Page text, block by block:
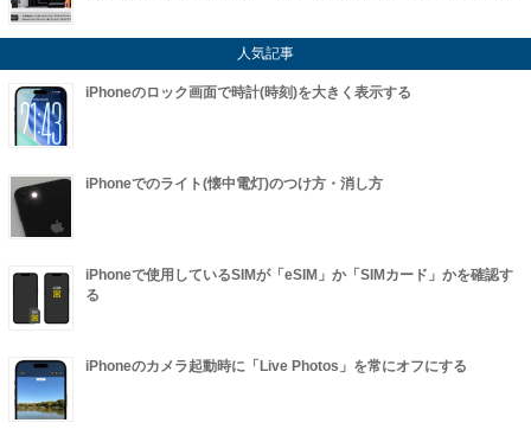
人気記事
iPhoneのロック画面で時計(時刻)を大きく表示する
iPhoneでのライト(懐中電灯)のつけ方・消し方
iPhoneで使用しているSIMが「eSIM」か「SIMカード」かを確認す
る
iPhoneのカメラ起動時に「Live Photos」を常にオフにする